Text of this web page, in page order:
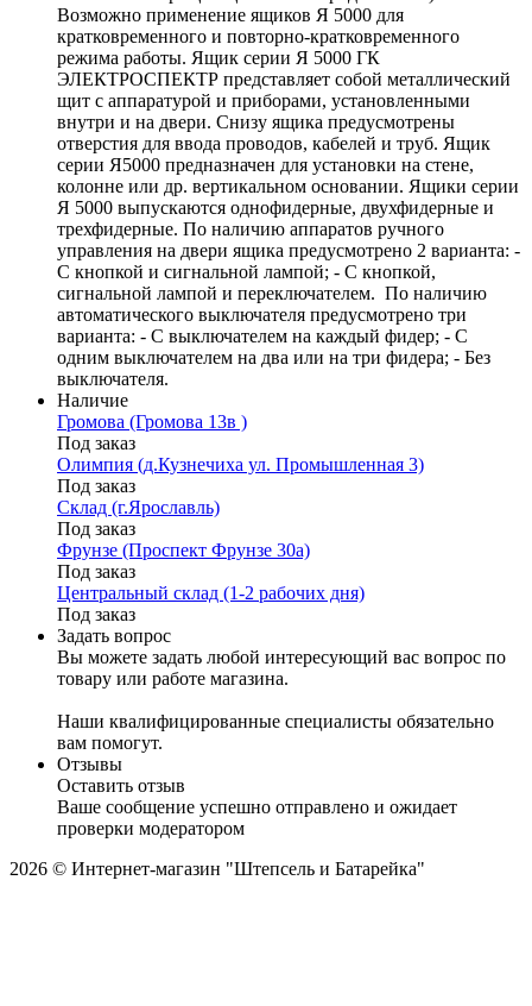
Возможно применение ящиков Я 5000 для
кратковременного и повторно-кратковременного
режима работы. Ящик серии Я 5000 ГК
ЭЛЕКТРОСПЕКТР представляет собой металлический
щит с аппаратурой и приборами, установленными
внутри и на двери. Снизу ящика предусмотрены
отверстия для ввода проводов, кабелей и труб. Ящик
серии Я5000 предназначен для установки на стене,
колонне или др. вертикальном основании. Ящики серии
Я 5000 выпускаются однофидерные, двухфидерные и
трехфидерные. По наличию аппаратов ручного
управления на двери ящика предусмотрено 2 варианта: -
С кнопкой и сигнальной лампой; - С кнопкой,
сигнальной лампой и переключателем. По наличию
автоматического выключателя предусмотрено три
варианта: - С выключателем на каждый фидер; - С
одним выключателем на два или на три фидера; - Без
выключателя.
Наличие
Громова (Громова 13в )
Под заказ
Олимпия (д.Кузнечиха ул. Промышленная 3)
Под заказ
Склад (г.Ярославль)
Под заказ
Фрунзе (Проспект Фрунзе 30а)
Под заказ
Центральный склад (1-2 рабочих дня)
Под заказ
Задать вопрос
Вы можете задать любой интересующий вас вопрос по
товару или работе магазина.
Наши квалифицированные специалисты обязательно
вам помогут.
Отзывы
Оставить отзыв
Ваше сообщение успешно отправлено и ожидает
проверки модератором
2026 © Интернет-магазин "Штепсель и Батарейка"